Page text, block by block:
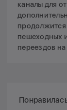
каналы для
продолжится
пешеходных
переездов